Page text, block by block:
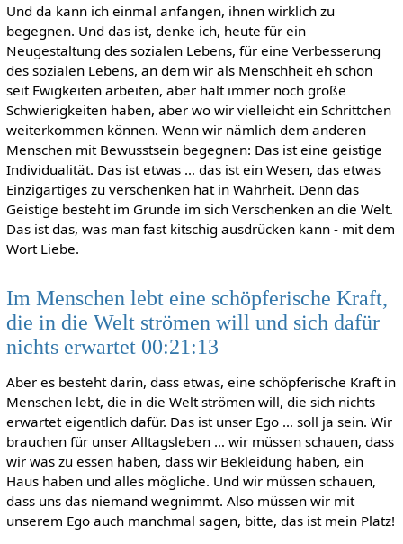
Und da kann ich einmal anfangen, ihnen wirklich zu
begegnen. Und das ist, denke ich, heute für ein
Neugestaltung des sozialen Lebens, für eine Verbesserung
des sozialen Lebens, an dem wir als Menschheit eh schon
seit Ewigkeiten arbeiten, aber halt immer noch große
Schwierigkeiten haben, aber wo wir vielleicht ein Schrittchen
weiterkommen können. Wenn wir nämlich dem anderen
Menschen mit Bewusstsein begegnen: Das ist eine geistige
Individualität. Das ist etwas … das ist ein Wesen, das etwas
Einzigartiges zu verschenken hat in Wahrheit. Denn das
Geistige besteht im Grunde im sich Verschenken an die Welt.
Das ist das, was man fast kitschig ausdrücken kann - mit dem
Wort Liebe.
Im Menschen lebt eine schöpferische Kraft,
die in die Welt strömen will und sich dafür
nichts erwartet 00:21:13
Aber es besteht darin, dass etwas, eine schöpferische Kraft in
Menschen lebt, die in die Welt strömen will, die sich nichts
erwartet eigentlich dafür. Das ist unser Ego … soll ja sein. Wir
brauchen für unser Alltagsleben … wir müssen schauen, dass
wir was zu essen haben, dass wir Bekleidung haben, ein
Haus haben und alles mögliche. Und wir müssen schauen,
dass uns das niemand wegnimmt. Also müssen wir mit
unserem Ego auch manchmal sagen, bitte, das ist mein Platz!